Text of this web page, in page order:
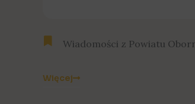
Wiadomości z Powiatu
Więcej